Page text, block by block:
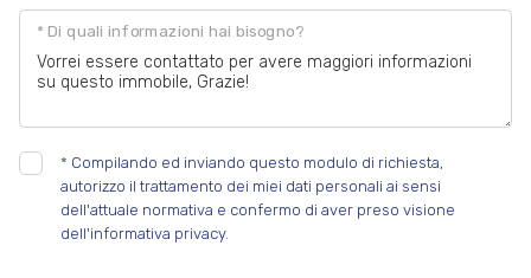
* Di quali informazioni hai bisogno?
* Compilando ed inviando questo modulo di richiesta,
autorizzo il trattamento dei miei dati personali ai sensi
dell'attuale normativa e confermo di aver preso visione
dell'informativa privacy.